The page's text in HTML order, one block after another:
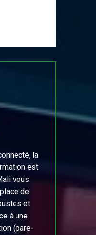
la
est
vous
de
et
à une
(pare-